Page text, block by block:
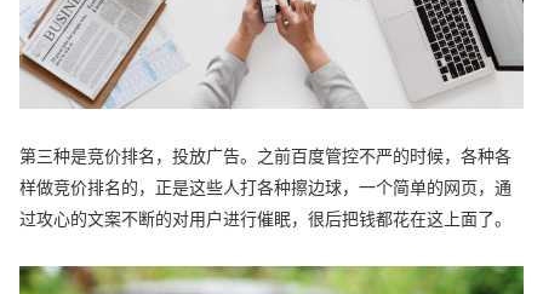
第三种是竞价排名，投放广告。之前百度管控不严的时候，各种各
样做竞价排名的，正是这些人打各种擦边球，一个简单的网页，通
过攻心的文案不断的对用户进行催眠，很后把钱都花在这上面了。